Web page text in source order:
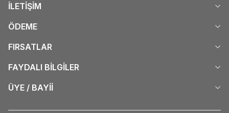
İLETİŞİM
ÖDEME
FIRSATLAR
FAYDALI BİLGİLER
ÜYE / BAYİİ